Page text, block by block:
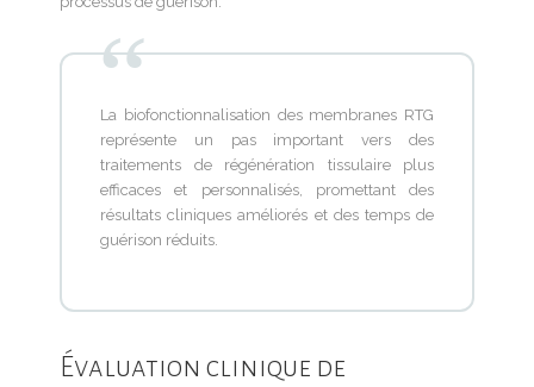
La biofonctionnalisation des membranes RTG
représente un pas important vers des
traitements de régénération tissulaire plus
efficaces et personnalisés, promettant des
résultats cliniques améliorés et des temps de
guérison réduits.
Évaluation clinique de